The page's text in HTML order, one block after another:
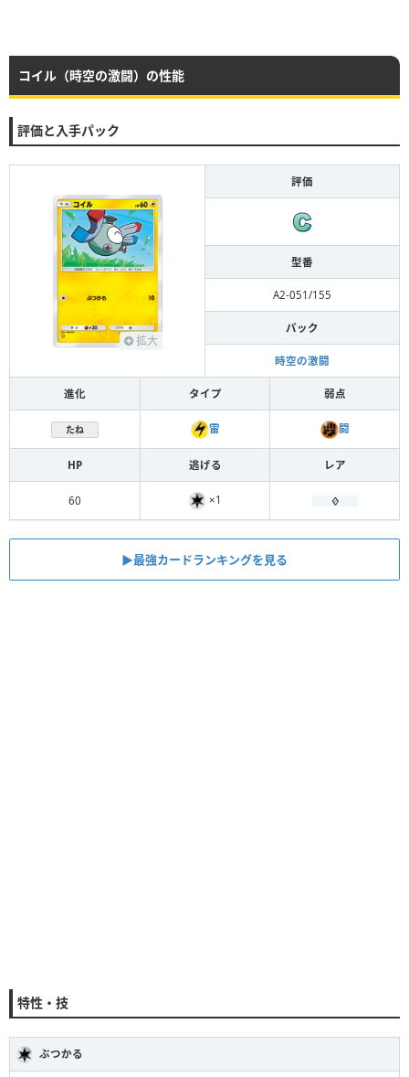
コイル（時空の激闘）の性能
評価と入手パック
拡大
評価
型番
A2-051/155
パック
時空の激闘
進化 タイプ 弱点
たね 雷 闘
HP 逃げる レア
60 ×1
▶︎最強カードランキングを見る
特性・技
ぶつかる